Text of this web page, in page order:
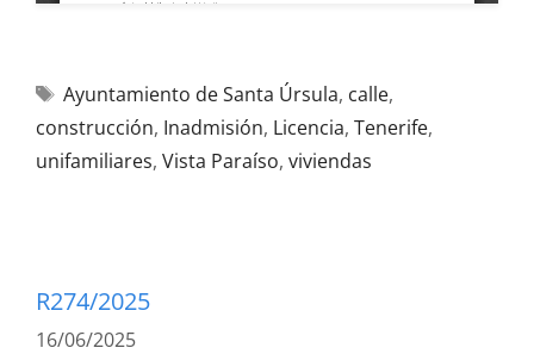
Ayuntamiento de Santa Úrsula, calle,
construcción, Inadmisión, Licencia, Tenerife,
unifamiliares, Vista Paraíso, viviendas
R274/2025
16/06/2025